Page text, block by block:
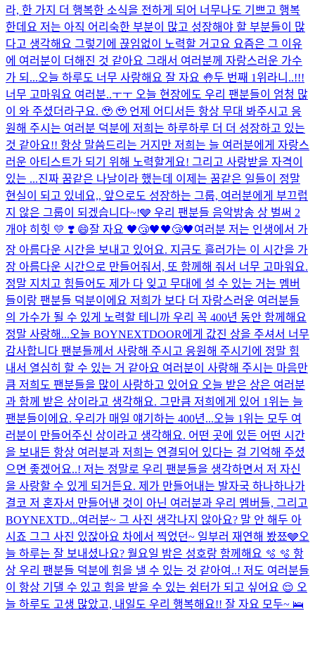
라, 한 가지 더 행복한 소식을 전하게 되어 너무나도 기쁘고 행복
한데요 저는 아직 어리숙한 부분이 많고 성장해야 할 부분들이 많
다고 생각해요 그렇기에 끊임없이 노력할 거고요 요즘은 그 이유
에 여러분이 더해진 것 같아요 그래서 여러분께 자랑스러운 가수
가 되...오늘 하루도 너무 사랑해요 잘 자요 🤚두 번째 1위라니..!!!
너무 고마워요 여러분..ㅜㅜ 오늘 현장에도 우리 팬분들이 엄청 많
이 와 주셨더라구요. 🥹 🥹 언제 어디서든 항상 무대 봐주시고 응
원해 주시는 여러분 덕분에 저희는 하루하루 더 더 성장하고 있는
것 같아요!! 항상 말씀드리는 거지만 저희는 늘 여러분에게 자랑스
러운 아티스트가 되기 위해 노력할게요! 그리고 사랑받을 자격이
있는 ...진짜 꿈같은 나날이라 했는데 이제는 꿈같은 일들이 정말
현실이 되고 있네요,, 앞으로도 성장하는 그룹, 여러분에게 부끄럽
지 않은 그룹이 되겠습니다~!🩶 우리 팬분들 음악방송 상 벌써 2
개야 히힛 💛​ ❣️​ 😄​잘 자요 🖤😴🖤🖤😴🖤여러분 저는 인생에서 가
장 아름다운 시간을 보내고 있어요. 지금도 흘러가는 이 시간을 가
장 아름다운 시간으로 만들어줘서, 또 함께해 줘서 너무 고마워요.
정말 지치고 힘들어도 제가 다 잊고 무대에 설 수 있는 거는 멤버
들이랑 팬분들 덕분이에요 저희가 보다 더 자랑스러운 여러분들
의 가수가 될 수 있게 노력할 테니까 우리 꼭 400년 동안 함께해요
정말 사랑해...오늘 BOYNEXTDOOR에게 값진 상을 주셔서 너무
감사합니다 팬분들께서 사랑해 주시고 응원해 주시기에 정말 힘
내서 열심히 할 수 있는 거 같아요 여러분이 사랑해 주시는 마음만
큼 저희도 팬분들을 많이 사랑하고 있어요 오늘 받은 상은 여러분
과 함께 받은 상이라고 생각해요. 그만큼 저희에게 있어 1위는 늘
팬분들이에요. 우리가 매일 얘기하는 400년...오늘 1위는 모두 여
러분이 만들어주신 상이라고 생각해요. 어떤 곳에 있든 어떤 시간
을 보내든 항상 여러분과 저희는 연결되어 있다는 걸 기억해 주셨
으면 좋겠어요..! 저는 정말로 우리 팬분들을 생각하면서 저 자신
을 사랑할 수 있게 되거든요. 제가 만들어내는 발자국 하나하나가
결코 저 혼자서 만들어낸 것이 아닌 여러분과 우리 멤버들, 그리고
BOYNEXTD...여러분~ 그 사진 생각나지 않아요? 말 안 해두 아
시죠 그그 사진 있잖아요 차에서 찍었던~ 일부러 재연해 봤쬬🩶오
늘 하루는 잘 보내셨나요? 월요일 밤은 성호랑 함께해요 🫧 🫧 항
상 우리 팬분들 덕분에 힘을 낼 수 있는 것 같아여..! 저도 여러분들
이 항상 기댈 수 있고 힘을 받을 수 있는 쉼터가 되고 싶어요 😌 오
늘 하루도 고생 많았고, 내일도 우리 행복해요!! 잘 자요 모두~ 🛌